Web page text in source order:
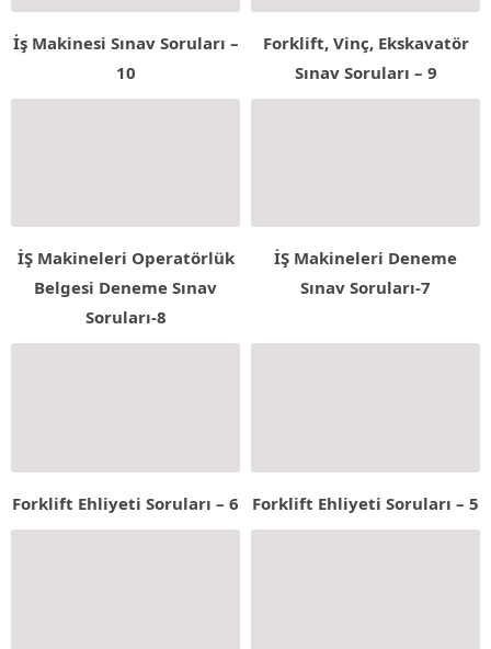
İş Makinesi Sınav Soruları –
10
Forklift, Vinç, Ekskavatör
Sınav Soruları – 9
İŞ Makineleri Operatörlük
Belgesi Deneme Sınav
Soruları-8
İŞ Makineleri Deneme
Sınav Soruları-7
Forklift Ehliyeti Soruları – 6 Forklift Ehliyeti Soruları – 5